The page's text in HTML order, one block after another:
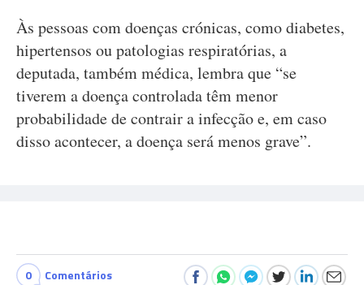
Às pessoas com doenças crónicas, como diabetes,
hipertensos ou patologias respiratórias, a
deputada, também médica, lembra que “se
tiverem a doença controlada têm menor
probabilidade de contrair a infecção e, em caso
disso acontecer, a doença será menos grave”.
0 Comentários